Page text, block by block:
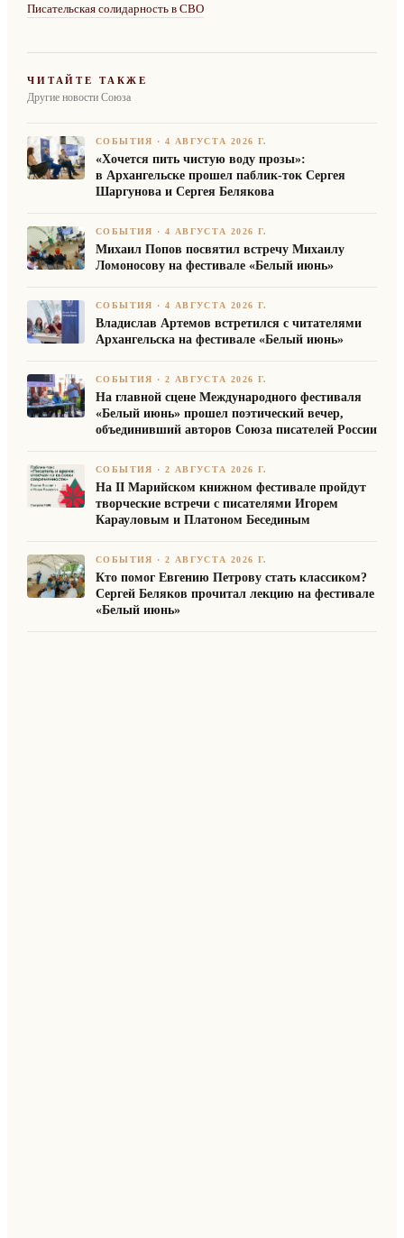
Писательская солидарность в СВО
ЧИТАЙТЕ ТАКЖЕ
Другие новости Союза
СОБЫТИЯ ·4 АВГУСТА 2026 Г.
«Хочется пить чистую воду прозы»:
в Архангельске прошел паблик-ток Сергея
Шаргунова и Сергея Белякова
СОБЫТИЯ ·4 АВГУСТА 2026 Г.
Михаил Попов посвятил встречу Михаилу
Ломоносову на фестивале «Белый июнь»
СОБЫТИЯ ·4 АВГУСТА 2026 Г.
Владислав Артемов встретился с читателями
Архангельска на фестивале «Белый июнь»
СОБЫТИЯ ·2 АВГУСТА 2026 Г.
На главной сцене Международного фестиваля
«Белый июнь» прошел поэтический вечер,
объединивший авторов Союза писателей России
СОБЫТИЯ ·2 АВГУСТА 2026 Г.
На II Марийском книжном фестивале пройдут
творческие встречи с писателями Игорем
Карауловым и Платоном Бесединым
СОБЫТИЯ ·2 АВГУСТА 2026 Г.
Кто помог Евгению Петрову стать классиком?
Сергей Беляков прочитал лекцию на фестивале
«Белый июнь»